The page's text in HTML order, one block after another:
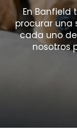
En
procurar una
cada uno
nosotros